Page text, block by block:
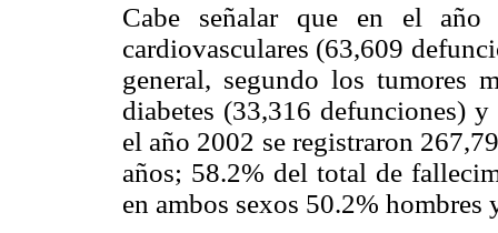
Cabe señalar que en el año
cardiovasculares (63,609
general, segundo los tumores
diabetes (33,316 defunciones)
el año 2002 se registraron
años; 58.2% del total de
en ambos sexos 50.2% hombres